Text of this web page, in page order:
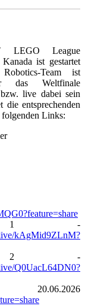
LEGO League
ist gestartet
Team ist
das Weltfinale
live dabei sein
die entsprechenden
folgenden Links:
1 -
kAgMid9ZLnM?
2 -
Q0UacL64DN0?